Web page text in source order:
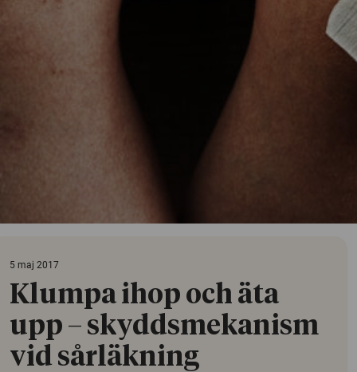
5 maj 2017
Klumpa ihop och äta
upp – skyddsmekanism
vid sårläkning